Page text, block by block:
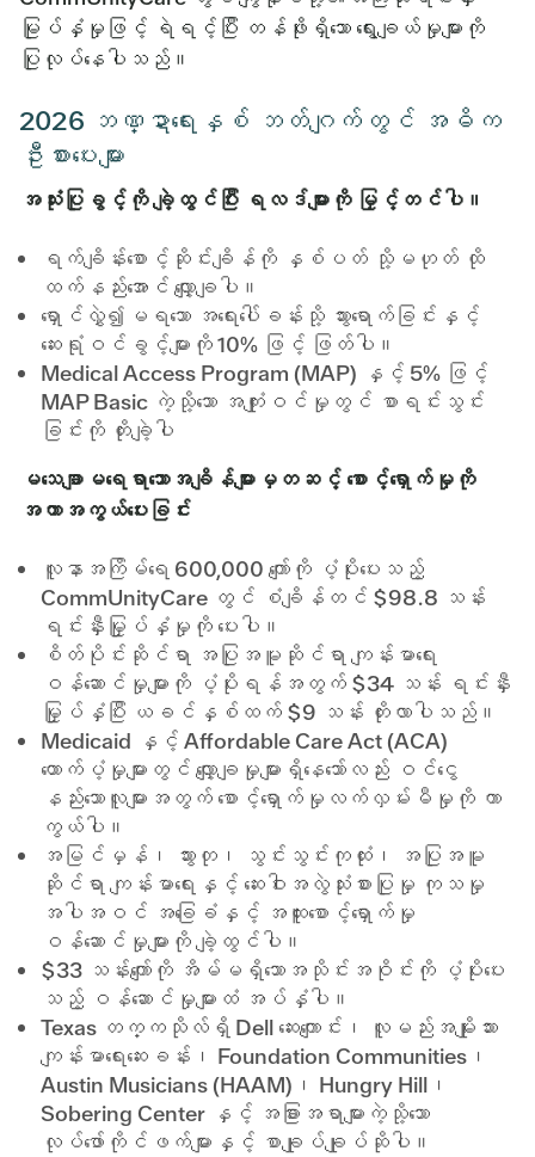
မြုပ်နှံမှုဖြင့် ရဲရင့်ပြီး တန်ဖိုးရှိသော ရွေးချယ်မှုများကို
ပြုလုပ်နေပါသည်။
2026 ဘဏ္ဍာရေးနှစ် ဘတ်ဂျက်တွင် အဓိက
ဦးစားပေးများ
အသုံးပြုခွင့်ကို ချဲ့ထွင်ပြီး ရလဒ်များကို မြှင့်တင်ပါ။
ရက်ချိန်းစောင့်ဆိုင်းချိန်ကို နှစ်ပတ် သို့မဟုတ် ထို
ထက်နည်းအောင် လျှော့ချပါ။
ရှောင်လွှဲ၍မရသော အရေးပေါ်ခန်းသို့ သွားရောက်ခြင်းနှင့်
ဆေးရုံဝင်ခွင့်များကို 10% ဖြင့် ဖြတ်ပါ။
Medical Access Program (MAP) နှင့် 5% ဖြင့်
MAP Basic ကဲ့သို့သော အကျုံးဝင်မှုတွင် စာရင်းသွင်း
ခြင်းကို တိုးချဲ့ပါ
မသေချာမရေရာသောအချိန်များမှတဆင့် စောင့်ရှောက်မှုကို
အကာအကွယ်ပေးခြင်း
လူနာအကြိမ်ရေ 600,000 ကျော်ကို ပံ့ပိုးပေးသည့်
CommUnityCare တွင် စံချိန်တင် $98.8 သန်း
ရင်းနှီးမြှုပ်နှံမှုကို ပေးပါ။
စိတ်ပိုင်းဆိုင်ရာ အပြုအမူဆိုင်ရာ ကျန်းမာရေး
ဝန်ဆောင်မှုများကို ပံ့ပိုးရန်အတွက် $34 သန်း ရင်းနှီး
မြှုပ်နှံပြီး ယခင်နှစ်ထက် $9 သန်း တိုးလာပါသည်။
Medicaid နှင့် Affordable Care Act (ACA)
ထောက်ပံ့မှုများတွင် လျှော့ချမှုများရှိနေသော်လည်း ဝင်ငွေ
နည်းသောလူများအတွက် စောင့်ရှောက်မှုလက်လှမ်းမီမှုကို ကာ
ကွယ်ပါ။
အမြင်မှန်၊ သွားတု၊ သွင်းသွင်းကုထုံး၊ အပြုအမူ
ဆိုင်ရာ ကျန်းမာရေးနှင့် ဆေးဝါးအလွဲသုံးစားပြုမှု ကုသမှု
အပါအဝင် အခြေခံနှင့် အထူးစောင့်ရှောက်မှု
ဝန်ဆောင်မှုများကို ချဲ့ထွင်ပါ။
$33 သန်းကျော်ကို အိမ်မရှိသောအသိုင်းအဝိုင်းကို ပံ့ပိုးပေး
သည့် ဝန်ဆောင်မှုများထံ အပ်နှံပါ။
Texas တက္ကသိုလ်ရှိ Dell ဆေးကျောင်း၊ လူမည်းအမျိုးသား
ကျန်းမာရေးဆေးခန်း၊ Foundation Communities၊
Austin Musicians (HAAM)၊ Hungry Hill၊
Sobering Center နှင့် အခြားအရာများကဲ့သို့သော
လုပ်ဖော်ကိုင်ဖက်များနှင့် စာချုပ်ချုပ်ဆိုပါ။